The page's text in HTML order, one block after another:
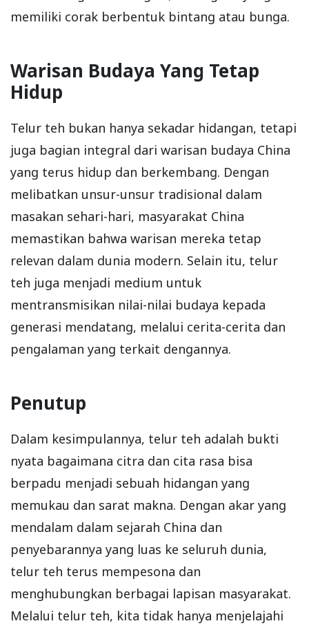
memiliki corak berbentuk bintang atau bunga.
Warisan Budaya Yang Tetap
Hidup
Telur teh bukan hanya sekadar hidangan, tetapi
juga bagian integral dari warisan budaya China
yang terus hidup dan berkembang. Dengan
melibatkan unsur-unsur tradisional dalam
masakan sehari-hari, masyarakat China
memastikan bahwa warisan mereka tetap
relevan dalam dunia modern. Selain itu, telur
teh juga menjadi medium untuk
mentransmisikan nilai-nilai budaya kepada
generasi mendatang, melalui cerita-cerita dan
pengalaman yang terkait dengannya.
Penutup
Dalam kesimpulannya, telur teh adalah bukti
nyata bagaimana citra dan cita rasa bisa
berpadu menjadi sebuah hidangan yang
memukau dan sarat makna. Dengan akar yang
mendalam dalam sejarah China dan
penyebarannya yang luas ke seluruh dunia,
telur teh terus mempesona dan
menghubungkan berbagai lapisan masyarakat.
Melalui telur teh, kita tidak hanya menjelajahi